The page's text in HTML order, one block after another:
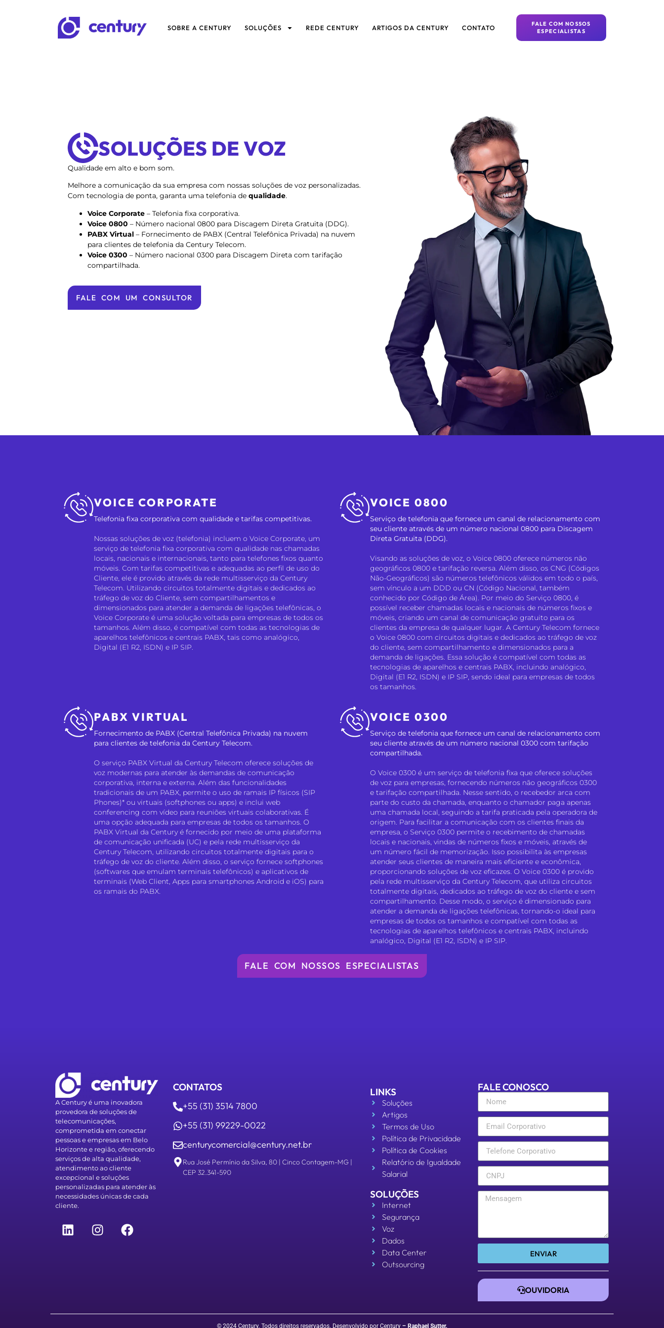
SOBRE A CENTURY SOLUÇÕES REDE CENTURY ARTIGOS DA CENTURY CONTATO
FALE COM NOSSOS
ESPECIALISTAS
SOLUÇÕES DE VOZ
Qualidade em alto e bom som.
Melhore a comunicação da sua empresa com nossas soluções de voz personalizadas.
Com tecnologia de ponta, garanta uma telefonia de qualidade.
Voice Corporate – Telefonia fixa corporativa.
Voice 0800 – Número nacional 0800 para Discagem Direta Gratuita (DDG).
PABX Virtual – Fornecimento de PABX (Central Telefônica Privada) na nuvem
para clientes de telefonia da Century Telecom.
Voice 0300 – Número nacional 0300 para Discagem Direta com tarifação
compartilhada.
FALE COM UM CONSULTOR
VOICE CORPORATE
Telefonia fixa corporativa com qualidade e tarifas competitivas.
Nossas soluções de voz (telefonia) incluem o Voice Corporate, um
serviço de telefonia fixa corporativa com qualidade nas chamadas
locais, nacionais e internacionais, tanto para telefones fixos quanto
móveis. Com tarifas competitivas e adequadas ao perfil de uso do
Cliente, ele é provido através da rede multisserviço da Century
Telecom. Utilizando circuitos totalmente digitais e dedicados ao
tráfego de voz do Cliente, sem compartilhamentos e
dimensionados para atender a demanda de ligações telefônicas, o
Voice Corporate é uma solução voltada para empresas de todos os
tamanhos. Além disso, é compatível com todas as tecnologias de
aparelhos telefônicos e centrais PABX, tais como analógico,
Digital (E1 R2, ISDN) e IP SIP.
VOICE 0800
Serviço de telefonia que fornece um canal de relacionamento com
seu cliente através de um número nacional 0800 para Discagem
Direta Gratuita (DDG).
Visando as soluções de voz, o Voice 0800 oferece números não
geográficos 0800 e tarifação reversa. Além disso, os CNG (Códigos
Não-Geográficos) são números telefônicos válidos em todo o país,
sem vínculo a um DDD ou CN (Código Nacional, também
conhecido por Código de Área). Por meio do Serviço 0800, é
possível receber chamadas locais e nacionais de números fixos e
móveis, criando um canal de comunicação gratuito para os
clientes da empresa de qualquer lugar. A Century Telecom fornece
o Voice 0800 com circuitos digitais e dedicados ao tráfego de voz
do cliente, sem compartilhamento e dimensionados para a
demanda de ligações. Essa solução é compatível com todas as
tecnologias de aparelhos e centrais PABX, incluindo analógico,
Digital (E1 R2, ISDN) e IP SIP, sendo ideal para empresas de todos
os tamanhos.
PABX VIRTUAL
Fornecimento de PABX (Central Telefônica Privada) na nuvem
para clientes de telefonia da Century Telecom.
O serviço PABX Virtual da Century Telecom oferece soluções de
voz modernas para atender às demandas de comunicação
corporativa, interna e externa. Além das funcionalidades
tradicionais de um PABX, permite o uso de ramais IP físicos (SIP
Phones)* ou virtuais (softphones ou apps) e inclui web
conferencing com vídeo para reuniões virtuais colaborativas. É
uma opção adequada para empresas de todos os tamanhos. O
PABX Virtual da Century é fornecido por meio de uma plataforma
de comunicação unificada (UC) e pela rede multisserviço da
Century Telecom, utilizando circuitos totalmente digitais para o
tráfego de voz do cliente. Além disso, o serviço fornece softphones
(softwares que emulam terminais telefônicos) e aplicativos de
terminais (Web Client, Apps para smartphones Android e iOS) para
os ramais do PABX.
VOICE 0300
Serviço de telefonia que fornece um canal de relacionamento com
seu cliente através de um número nacional 0300 com tarifação
compartilhada.
O Voice 0300 é um serviço de telefonia fixa que oferece soluções
de voz para empresas, fornecendo números não geográficos 0300
e tarifação compartilhada. Nesse sentido, o recebedor arca com
parte do custo da chamada, enquanto o chamador paga apenas
uma chamada local, seguindo a tarifa praticada pela operadora de
origem. Para facilitar a comunicação com os clientes finais da
empresa, o Serviço 0300 permite o recebimento de chamadas
locais e nacionais, vindas de números fixos e móveis, através de
um número fácil de memorização. Isso possibilita às empresas
atender seus clientes de maneira mais eficiente e econômica,
proporcionando soluções de voz eficazes. O Voice 0300 é provido
pela rede multisserviço da Century Telecom, que utiliza circuitos
totalmente digitais, dedicados ao tráfego de voz do cliente e sem
compartilhamento. Desse modo, o serviço é dimensionado para
atender a demanda de ligações telefônicas, tornando-o ideal para
empresas de todos os tamanhos e compatível com todas as
tecnologias de aparelhos telefônicos e centrais PABX, incluindo
analógico, Digital (E1 R2, ISDN) e IP SIP.
FALE COM NOSSOS ESPECIALISTAS
A Century é uma inovadora
provedora de soluções de
telecomunicações,
comprometida em conectar
pessoas e empresas em Belo
Horizonte e região, oferecendo
serviços de alta qualidade,
atendimento ao cliente
excepcional e soluções
personalizadas para atender às
necessidades únicas de cada
cliente.
CONTATOS
+55 (31) 3514 7800
+55 (31) 99229-0022
centurycomercial@century.net.br
Rua José Permínio da Silva, 80 | Cinco Contagem-MG |
CEP 32.341-590
LINKS
Soluções
Artigos
Termos de Uso
Política de Privacidade
Política de Cookies
Relatório de Igualdade
Salarial
SOLUÇÕES
Internet
Segurança
Voz
Dados
Data Center
Outsourcing
FALE CONOSCO
ENVIAR
OUVIDORIA
© 2024 Century. Todos direitos reservados. Desenvolvido por Century – Raphael Sutter.